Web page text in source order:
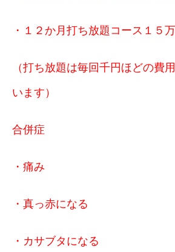
・１２か月打ち放題コース１５
（打ち放題は毎回千円ほどの費
います）
合併症
・痛み
・真っ赤になる
・カサブタになる